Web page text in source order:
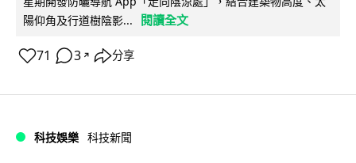
陽仰角及行道樹陰影...
閱讀全文
71 3 ↗ 分享
科技娛樂 科技新聞